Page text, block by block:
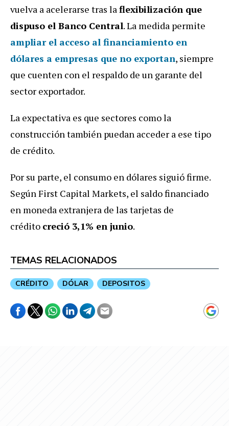
vuelva a acelerarse tras laflexibilización que
dispuso el Banco Central. La medida permite
ampliar el acceso al financiamiento en
dólares a empresas que no exportan, siempre
que cuenten con el respaldo de un garante del
sector exportador.
La expectativa es que sectores como la
construcción también puedan acceder a ese tipo
de crédito.
Por su parte, el consumo en dólares siguió firme.
Según First Capital Markets, el saldo financiado
en moneda extranjera de las tarjetas de
crédito creció 3,1% en junio.
TEMAS RELACIONADOS
CRÉDITO DÓLAR DEPOSITOS